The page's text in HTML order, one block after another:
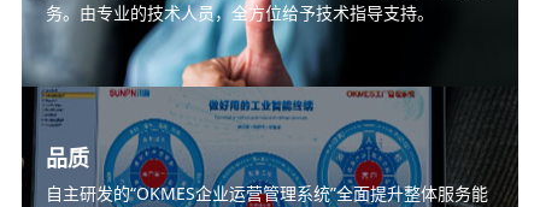
务。由专业的技术人员，全方位给予技术指导支持。
品质
自主研发的“OKMES企业运营管理系统”全面提升整体服务能